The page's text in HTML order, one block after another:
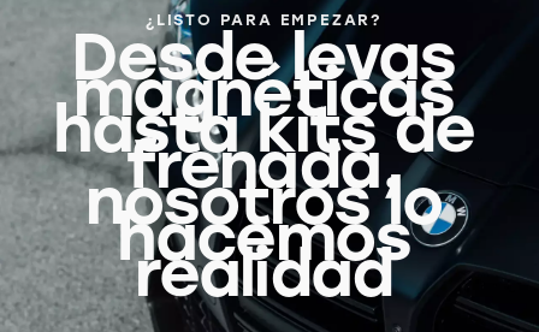
¿LISTO PARA EMPEZAR?
Desde levas
magnéticas
hasta kits de
frenada,
nosotros lo
hacemos
realidad